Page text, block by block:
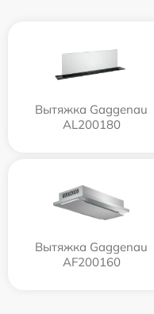
Вытяжка Gaggenau
AL200180
Вытяжка Gaggenau
AF200160